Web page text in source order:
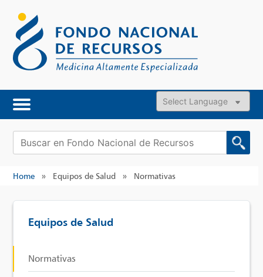
content
Powered by
Buscar:
Home » Equipos de Salud » Normativas
Equipos de Salud
Normativas